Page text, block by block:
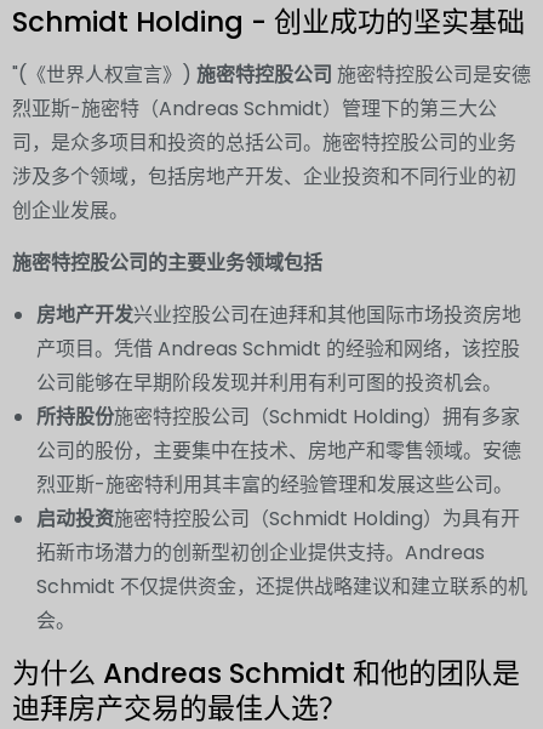
Schmidt Holding - 创业成功的坚实基础
"(《世界人权宣言》) 施密特控股公司 施密特控股公司是安德
烈亚斯-施密特（Andreas Schmidt）管理下的第三大公
司，是众多项目和投资的总括公司。施密特控股公司的业务
涉及多个领域，包括房地产开发、企业投资和不同行业的初
创企业发展。
施密特控股公司的主要业务领域包括
房地产开发兴业控股公司在迪拜和其他国际市场投资房地
产项目。凭借 Andreas Schmidt 的经验和网络，该控股
公司能够在早期阶段发现并利用有利可图的投资机会。
所持股份施密特控股公司（Schmidt Holding）拥有多家
公司的股份，主要集中在技术、房地产和零售领域。安德
烈亚斯-施密特利用其丰富的经验管理和发展这些公司。
启动投资施密特控股公司（Schmidt Holding）为具有开
拓新市场潜力的创新型初创企业提供支持。Andreas
Schmidt 不仅提供资金，还提供战略建议和建立联系的机
会。
为什么 Andreas Schmidt 和他的团队是
迪拜房产交易的最佳人选？